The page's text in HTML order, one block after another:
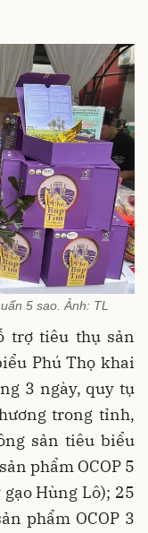
5 sao. Ảnh: TL
trợ tiêu thụ sản
Phú Thọ khai
3 ngày, quy tụ
trong tỉnh,
sản tiêu biểu
phẩm OCOP 5
Hùng Lô); 25
phẩm OCOP 3